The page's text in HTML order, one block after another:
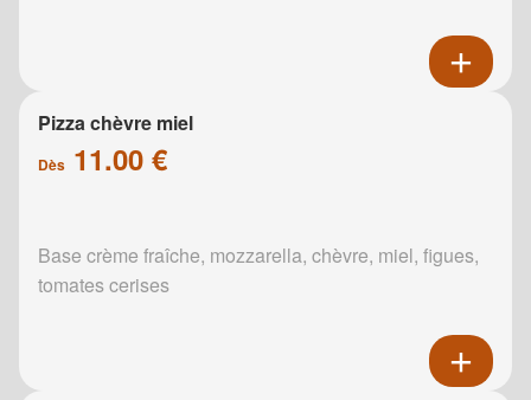
Pizza chèvre miel
Dès 11.00 €
Base crème fraîche, mozzarella, chèvre, miel, figues,
tomates cerises